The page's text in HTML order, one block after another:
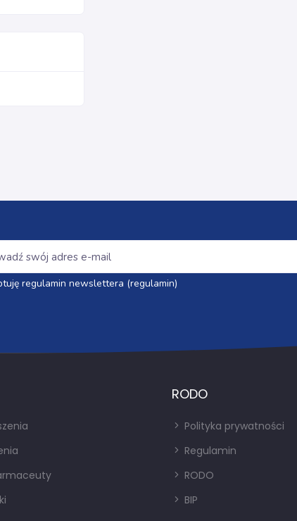
regulamin newslettera (regulamin)
RODO
Polityka prywatności
Regulamin
RODO
BIP